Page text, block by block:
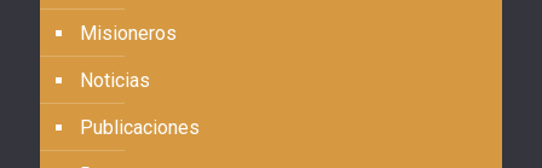
Misioneros
Noticias
Publicaciones